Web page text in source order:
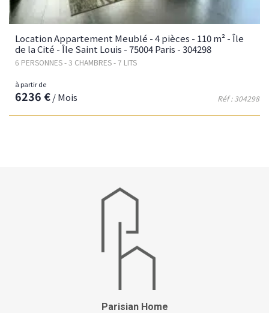
Location Appartement Meublé - 4 pièces - 110 m² - Île
de la Cité - Île Saint Louis - 75004 Paris - 304298
6 PERSONNES - 3 CHAMBRES - 7 LITS
Réf : 304298
à partir de
6236 €/ Mois
Parisian Home